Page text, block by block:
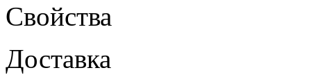
Свойства
Доставка